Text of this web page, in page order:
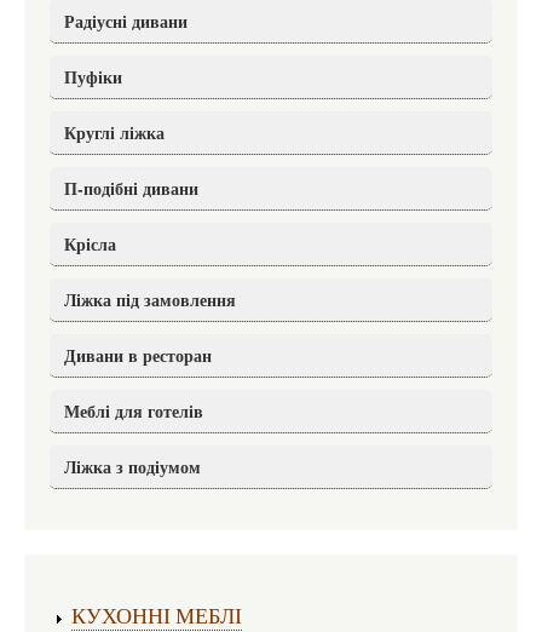
Радіусні дивани
Пуфіки
Круглі ліжка
П-подібні дивани
Крісла
Ліжка під замовлення
Дивани в ресторан
Меблі для готелів
Ліжка з подіумом
КУХОННІ МЕБЛІ